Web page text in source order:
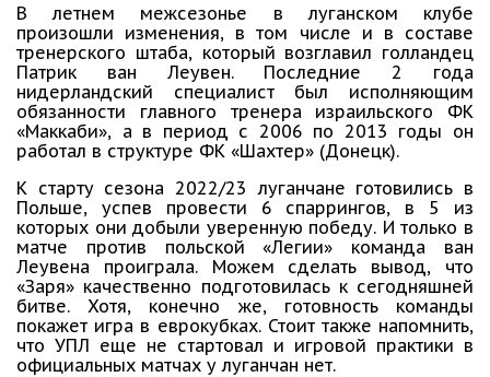
В летнем межсезонье в луганском клубе
произошли изменения, в том числе и в составе
тренерского штаба, который возглавил голландец
Патрик ван Леувен. Последние 2 года
нидерландский специалист был исполняющим
обязанности главного тренера израильского ФК
«Маккаби», а в период с 2006 по 2013 годы он
работал в структуре ФК «Шахтер» (Донецк).
К старту сезона 2022/23 луганчане готовились в
Польше, успев провести 6 спаррингов, в 5 из
которых они добыли уверенную победу. И только в
матче против польской «Легии» команда ван
Леувена проиграла. Можем сделать вывод, что
«Заря» качественно подготовилась к сегодняшней
битве. Хотя, конечно же, готовность команды
покажет игра в еврокубках. Стоит также напомнить,
что УПЛ еще не стартовал и игровой практики в
официальных матчах у луганчан нет.